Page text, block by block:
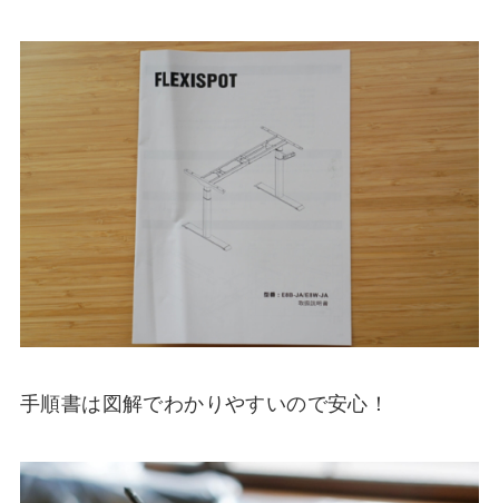
手順書は図解でわかりやすいので安心！